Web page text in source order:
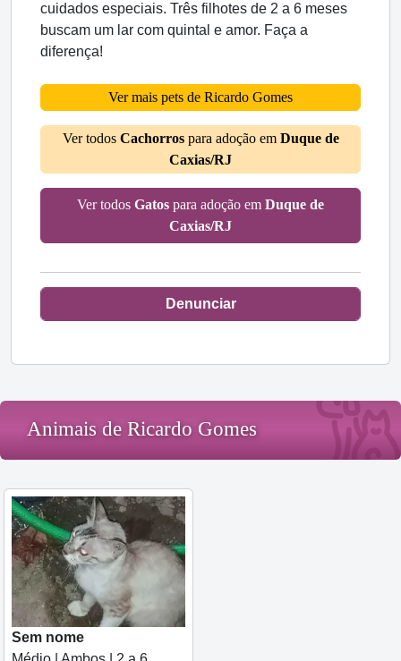
cuidados especiais. Três filhotes de 2 a 6 meses
buscam um lar com quintal e amor. Faça a
diferença!
Ver mais pets de Ricardo Gomes
Ver todos Cachorrospara adoção em Duque de
Caxias/RJ
Ver todos Gatos para adoção em Duque de
Caxias/RJ
Denunciar
Animais de Ricardo Gomes
Sem nome